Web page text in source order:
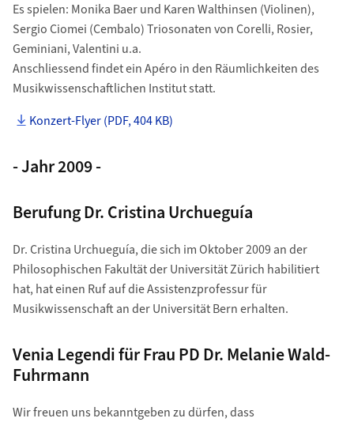
Es spielen: Monika Baer und Karen Walthinsen (Violinen),
Sergio Ciomei (Cembalo) Triosonaten von Corelli, Rosier,
Geminiani, Valentini u.a.
Anschliessend findet ein Apéro in den Räumlichkeiten des
Musikwissenschaftlichen Institut statt.
Konzert-Flyer (PDF, 404 KB)
- Jahr 2009 -
Berufung Dr. Cristina Urchueguía
Dr. Cristina Urchueguía, die sich im Oktober 2009 an der
Philosophischen Fakultät der Universität Zürich habilitiert
hat, hat einen Ruf auf die Assistenzprofessur für
Musikwissenschaft an der Universität Bern erhalten.
Venia Legendi für Frau PD Dr. Melanie Wald-
Fuhrmann
Wir freuen uns bekanntgeben zu dürfen, dass